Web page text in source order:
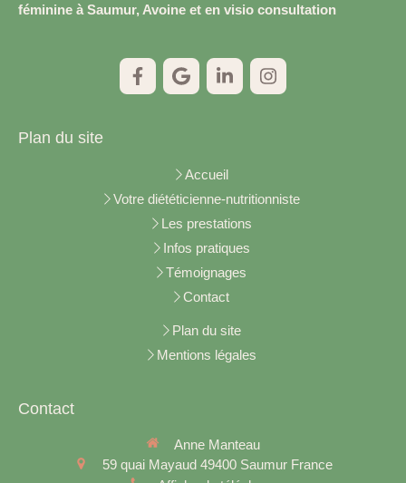
féminine à Saumur, Avoine et en visio consultation
Plan du site
Accueil
Votre diététicienne-nutritionniste
Les prestations
Infos pratiques
Témoignages
Contact
Plan du site
Mentions légales
Contact
Anne Manteau
59 quai Mayaud 49400 Saumur France